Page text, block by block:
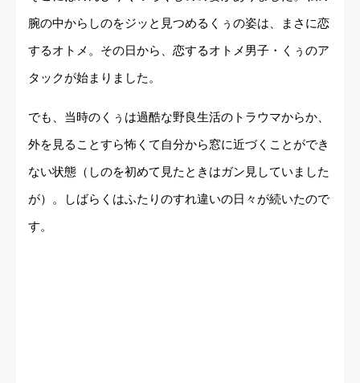
腕の中からしのをジッと見つめるくぅの姿は、まさに恋
するオトメ。その日から、恋するオトメ男子・くぅのア
タックが始まりました。
でも、当時のくぅは過酷な野良生活のトラウマからか、
外を見ることすら怖くて自分から窓に近づくことができ
ない状態（しのを初めて見たときはガン見していました
が）。しばらくはふたりのすれ違いの日々が続いたので
す。